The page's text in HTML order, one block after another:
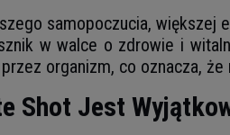
samopoczucia,
w walce o zdrowie i
organizm, co oznacza,
Shot Jest